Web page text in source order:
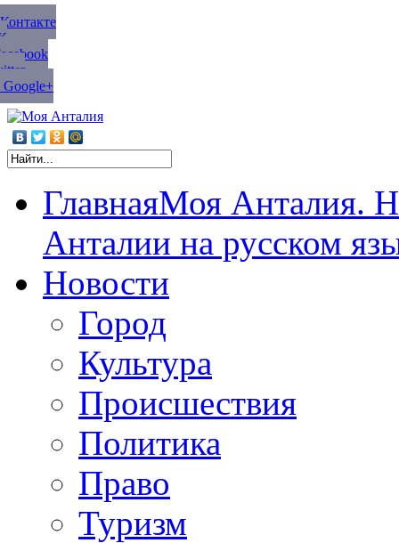
ГлавнаяМоя Анталия.
Анталии на русском
Новости
Город
Культура
Происшествия
Политика
Право
Туризм